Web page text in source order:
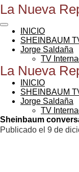
Ir
contenido
principal
La Nueva
INICIO
SHEINBAUM
Jorge Saldaña
TV
La Nueva
INICIO
SHEINBAUM
Jorge Saldaña
TV
Sheinbaum
Publicado el 9 de